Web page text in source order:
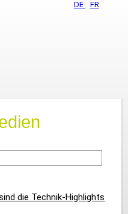
DE FR
die Technik-Highlights